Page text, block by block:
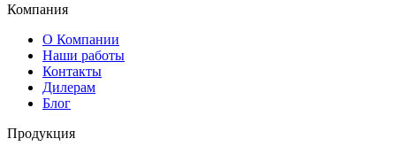
Компания
О Компании
Наши работы
Контакты
Дилерам
Блог
Продукция